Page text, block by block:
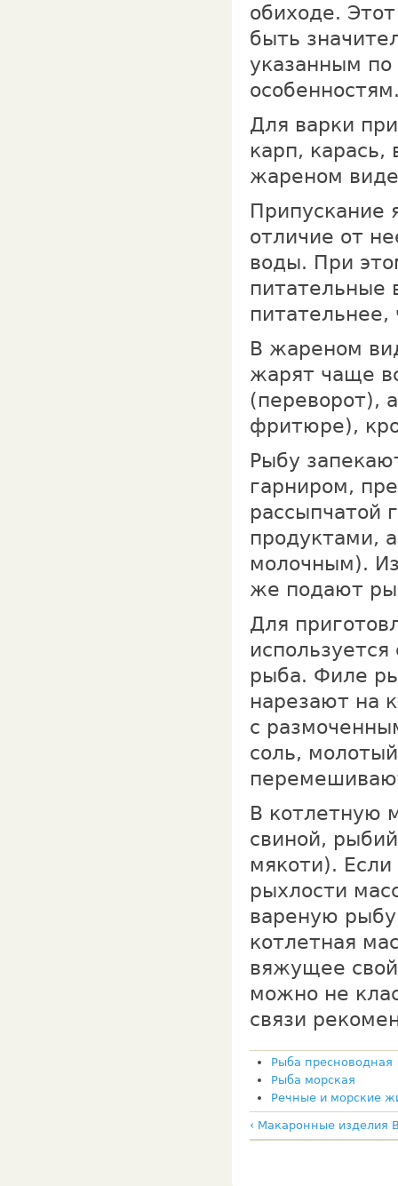
обиходе.
быть
указанным по
Для варки
карп, карась,
жареном
Припускание
отличие от
воды. При
питательные
питательнее,
В жареном
жарят чаще
(переворот),
фритюре),
Рыбу
гарниром,
рассыпчатой
продуктами,
молочным).
же подают
Для
рыба. Филе
нарезают на
с
соль,
В котлетную
свиной,
мякоти).
рыхлости
вареную
котлетная
вяжущее
можно не
связи
Рыба пресноводная
Рыба морская
Речные и морские
‹ Макаронные изделия